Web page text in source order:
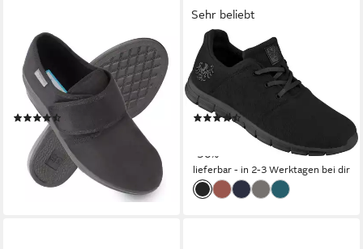
DR. ORTO
Linz Klett-Sneaker Damen
Sneaker Klettverschluss,
Stretch-Sneaker
61,99 €
(61,99 €/ 1 Paar)
lieferbar - in 2-3 Werktagen bei dir
Sehr beliebt
TIROLER LODEN
Sneaker ultraleicht und
superbequem aus reiner
Schurwolle
(57)
UVP129,00 €
-30%
lieferbar - in 2-3 Werktagen bei dir